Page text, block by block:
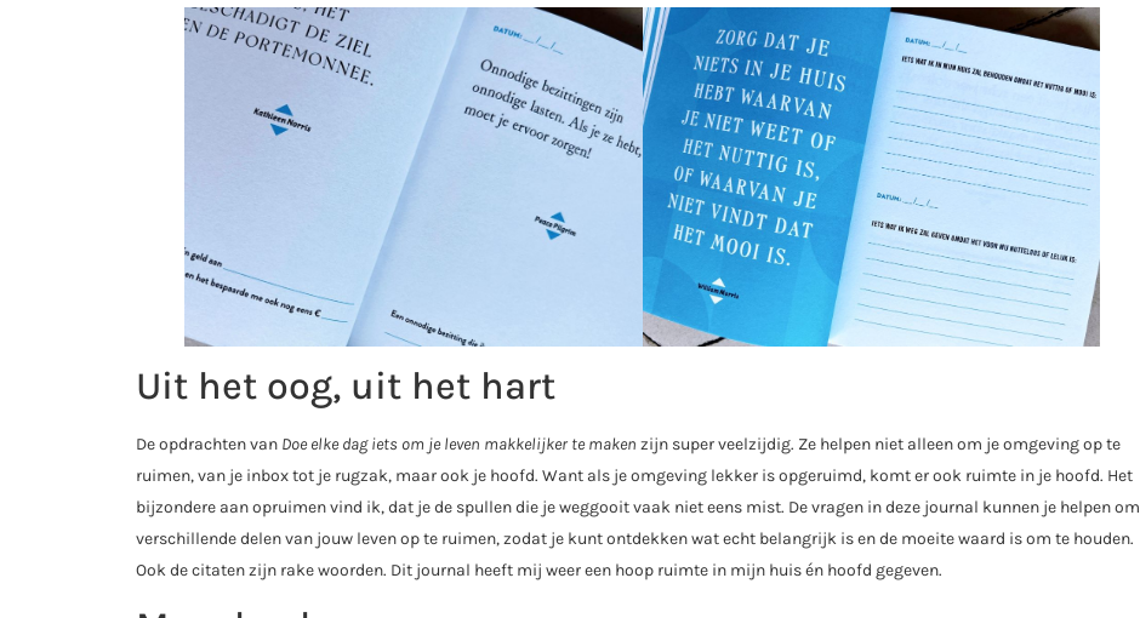
Uit het oog, uit het hart
De opdrachten van Doe elke dag iets om je leven makkelijker te maken zijn super veelzijdig. Ze helpen niet alleen om je omgeving op te
ruimen, van je inbox tot je rugzak, maar ook je hoofd. Want als je omgeving lekker is opgeruimd, komt er ook ruimte in je hoofd. Het
bijzondere aan opruimen vind ik, dat je de spullen die je weggooit vaak niet eens mist. De vragen in deze journal kunnen je helpen om
verschillende delen van jouw leven op te ruimen, zodat je kunt ontdekken wat echt belangrijk is en de moeite waard is om te houden.
Ook de citaten zijn rake woorden. Dit journal heeft mij weer een hoop ruimte in mijn huis én hoofd gegeven.